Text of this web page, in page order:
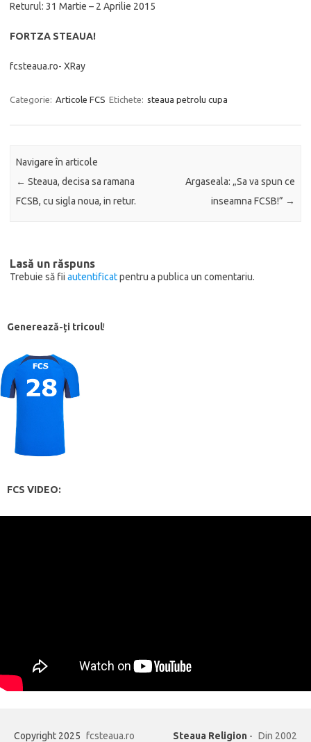
Returul: 31 Martie – 2 Aprilie 2015
FORTZA STEAUA!
fcsteaua.ro- XRay
Categorie: Articole FCS Etichete: steaua petrolu cupa
Navigare în articole
← Steaua, decisa sa ramana
FCSB, cu sigla noua, in retur.
Argaseala: „Sa va spun ce
inseamna FCSB!” →
Lasă un răspuns
Trebuie să fii autentificatpentru a publica un comentariu.
Generează-ți tricoul!
FCS VIDEO:
Copyright 2025 fcsteaua.ro Steaua Religion - Din 2002